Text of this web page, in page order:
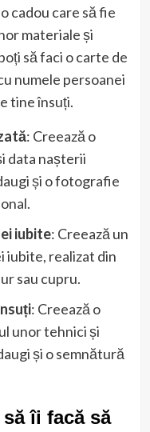
cadou care să fie
materiale și
să faci o carte de
numele persoanei
tine însuți.
: Creează o
data nașterii
și o fotografie
iubite: Creează un
iubite, realizat din
sau cupru.
: Creează o
unor tehnici și
și o semnătură
îi facă să